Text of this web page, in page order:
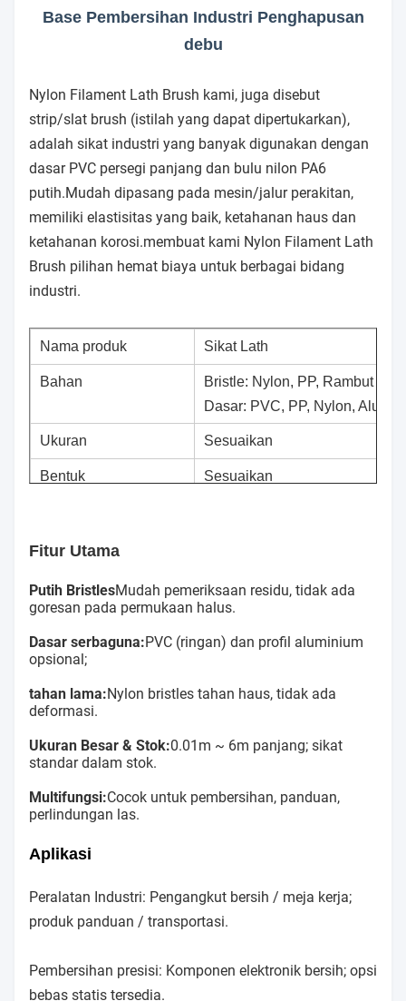
Base Pembersihan Industri Penghapusan
debu
Nylon Filament Lath Brush kami, juga disebut
strip/slat brush (istilah yang dapat dipertukarkan),
adalah sikat industri yang banyak digunakan dengan
dasar PVC persegi panjang dan bulu nilon PA6
putih.Mudah dipasang pada mesin/jalur perakitan,
memiliki elastisitas yang baik, ketahanan haus dan
ketahanan korosi.membuat kami Nylon Filament Lath
Brush pilihan hemat biaya untuk berbagai bidang
industri.
Nama produk Sikat Lath
Bahan
Bristle: Nylon, PP, Rambut
Dasar: PVC, PP, Nylon,
Ukuran Sesuaikan
Bentuk Sesuaikan
Fitur Utama
Putih BristlesMudah pemeriksaan residu, tidak ada
goresan pada permukaan halus.
Dasar serbaguna:PVC (ringan) dan profil aluminium
opsional;
tahan lama:Nylon bristles tahan haus, tidak ada
deformasi.
Ukuran Besar & Stok:0.01m ~ 6m panjang; sikat
standar dalam stok.
Multifungsi:Cocok untuk pembersihan, panduan,
perlindungan las.
Aplikasi
Peralatan Industri: Pengangkut bersih / meja kerja;
produk panduan / transportasi.
Pembersihan presisi: Komponen elektronik bersih; opsi
bebas statis tersedia.